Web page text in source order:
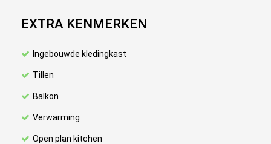
EXTRA KENMERKEN
Ingebouwde kledingkast
Tillen
Balkon
Verwarming
Open plan kitchen